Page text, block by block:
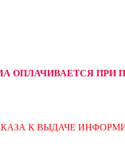
ОПЛАЧИВАЕТСЯ
К ВЫДАЧЕ